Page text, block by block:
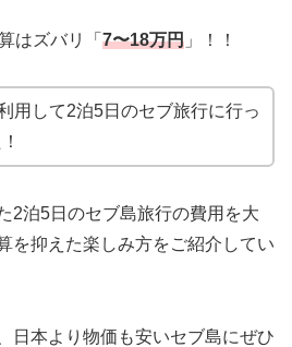
はズバリ「 7〜18万円 」！！
用して2泊5日のセブ旅行に行っ
2泊5日のセブ島旅行の費用を大
を抑えた楽しみ方をご紹介してい
日本より物価も安いセブ島にぜひ